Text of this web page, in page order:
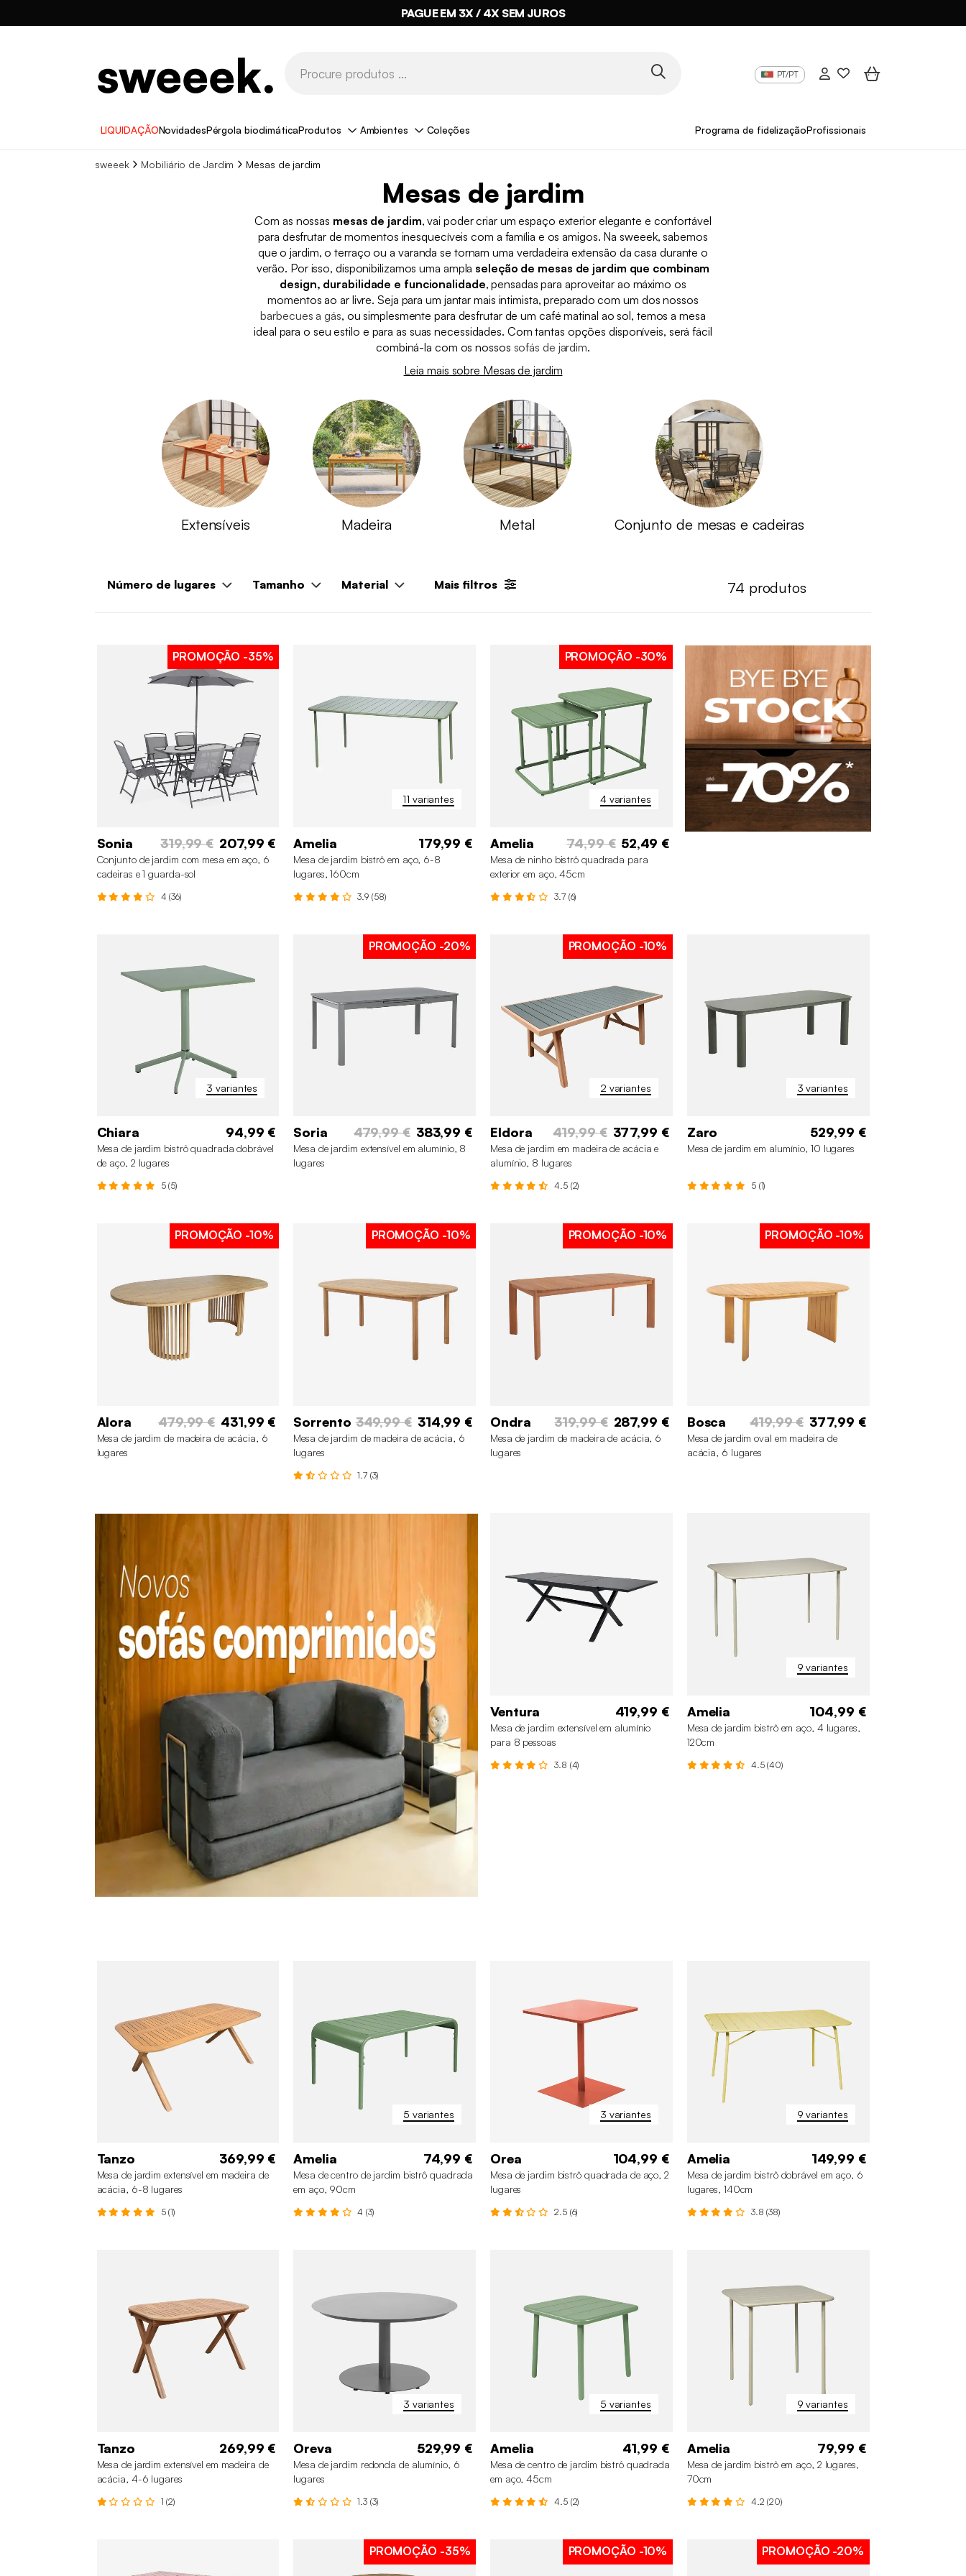
BYE BYE STOCK ATÉ -70%*
PAGUE EM 3X / 4X SEM JUROS
PT/PT
LIQUIDAÇÃONovidadesPérgola bioclimáticaProdutos Ambientes Coleções Programa de fidelizaçãoProfissionais
sweeek Mobiliário de Jardim Mesas de jardim
Mesas de jardim
Com as nossas mesas de jardim, vai poder criar um espaço exterior elegante e confortável
para desfrutar de momentos inesquecíveis com a família e os amigos. Na sweeek, sabemos
que o jardim, o terraço ou a varanda se tornam uma verdadeira extensão da casa durante o
verão. Por isso, disponibilizamos uma ampla seleção de mesas de jardim que combinam
design, durabilidade e funcionalidade, pensadas para aproveitar ao máximo os
momentos ao ar livre. Seja para um jantar mais intimista, preparado com um dos nossos
barbecues a gás, ou simplesmente para desfrutar de um café matinal ao sol, temos a mesa
ideal para o seu estilo e para as suas necessidades. Com tantas opções disponíveis, será fácil
combiná-la com os nossos sofás de jardim.
Leia mais sobre Mesas de jardim
Extensíveis Madeira Metal Conjunto de mesas e cadeiras
Número de lugares Tamanho Material Mais filtros 74 produtos
PROMOÇÃO -35%
Sonia 319,99 € 207,99 €
Conjunto de jardim com mesa em aço, 6
cadeiras e 1 guarda-sol
4 (36)
11 variantes
Amelia 179,99 €
Mesa de jardim bistrô em aço, 6-8
lugares, 160cm
3.9 (58)
4 variantes
PROMOÇÃO -30%
Amelia 74,99 € 52,49 €
Mesa de ninho bistrô quadrada para
exterior em aço, 45cm
3.7 (6)
3 variantes
Chiara 94,99 €
Mesa de jardim bistrô quadrada dobrável
de aço, 2 lugares
5 (5)
PROMOÇÃO -20%
Soria 479,99 € 383,99 €
Mesa de jardim extensível em alumínio, 8
lugares
2 variantes
PROMOÇÃO -10%
Eldora 419,99 € 377,99 €
Mesa de jardim em madeira de acácia e
alumínio, 8 lugares
4.5 (2)
3 variantes
Zaro 529,99 €
Mesa de jardim em alumínio, 10 lugares
5 (1)
PROMOÇÃO -10%
Alora 479,99 € 431,99 €
Mesa de jardim de madeira de acácia, 6
lugares
PROMOÇÃO -10%
Sorrento 349,99 € 314,99 €
Mesa de jardim de madeira de acácia, 6
lugares
1.7 (3)
PROMOÇÃO -10%
Ondra 319,99 € 287,99 €
Mesa de jardim de madeira de acácia, 6
lugares
PROMOÇÃO -10%
Bosca 419,99 € 377,99 €
Mesa de jardim oval em madeira de
acácia, 6 lugares
Ventura 419,99 €
Mesa de jardim extensível em alumínio
para 8 pessoas
3.8 (4)
9 variantes
Amelia 104,99 €
Mesa de jardim bistrô em aço, 4 lugares,
120cm
4.5 (40)
Tanzo 369,99 €
Mesa de jardim extensível em madeira de
acácia, 6-8 lugares
5 (1)
5 variantes
Amelia 74,99 €
Mesa de centro de jardim bistrô quadrada
em aço, 90cm
4 (3)
3 variantes
Orea 104,99 €
Mesa de jardim bistrô quadrada de aço, 2
lugares
2.5 (6)
9 variantes
Amelia 149,99 €
Mesa de jardim bistrô dobrável em aço, 6
lugares, 140cm
3.8 (38)
Tanzo 269,99 €
Mesa de jardim extensível em madeira de
acácia, 4-6 lugares
1 (2)
3 variantes
Oreva 529,99 €
Mesa de jardim redonda de alumínio, 6
lugares
1.3 (3)
5 variantes
Amelia 41,99 €
Mesa de centro de jardim bistrô quadrada
em aço, 45cm
4.5 (2)
9 variantes
Amelia 79,99 €
Mesa de jardim bistrô em aço, 2 lugares,
70cm
4.2 (20)
PROMOÇÃO -35% PROMOÇÃO -10% PROMOÇÃO -20%